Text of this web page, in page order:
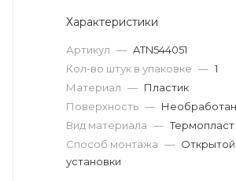
Характеристики
Артикул — ATN544051
Кол-во штук в упаковке — 1
Материал — Пластик
Поверхность —
Вид материала — Термопласт
Способ монтажа — Открытой
установки